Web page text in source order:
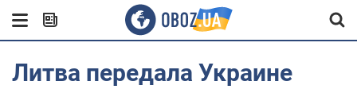
Литва передала Украине